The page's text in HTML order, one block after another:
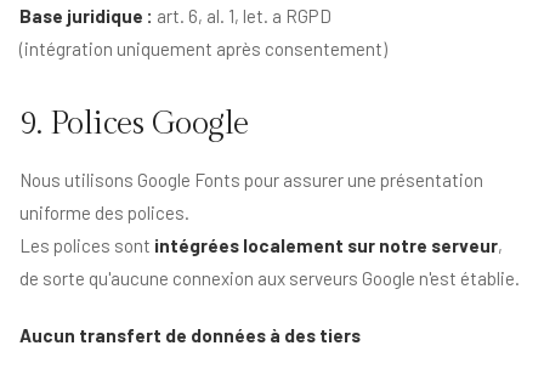
Base juridique : art. 6, al. 1, let. a RGPD
(intégration uniquement après consentement)
9. Polices Google
Nous utilisons Google Fonts pour assurer une présentation
uniforme des polices.
Les polices sont intégrées localement sur notre serveur,
de sorte qu'aucune connexion aux serveurs Google n'est établie.
Aucun transfert de données à des tiers